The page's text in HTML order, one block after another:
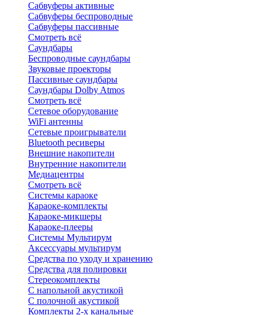
Сабвуферы активные
Сабвуферы беспроводные
Сабвуферы пассивные
Смотреть всё
Саундбары
Беспроводные саундбары
Звуковые проекторы
Пассивные саундбары
Саундбары Dolby Atmos
Смотреть всё
Сетевое оборудование
WiFi антенны
Сетевые проигрыватели
Bluetooth ресиверы
Внешние накопители
Внутренние накопители
Медиацентры
Смотреть всё
Системы караоке
Караоке-комплекты
Караоке-микшеры
Караоке-плееры
Системы Мультирум
Аксессуары мультирум
Средства по уходу и хранению
Средства для полировки
Стереокомплекты
C напольной акустикой
C полочной акустикой
Комплекты 2-х канальные